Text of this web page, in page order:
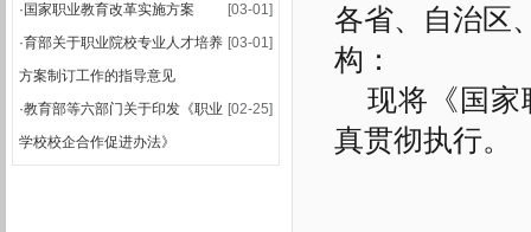
[03-01]
· 国家职业教育改革实施方案
[03-01]
·育部关于职业院校专业人才培养
方案制订工作的指导意见
[02-25]
·教育部等六部门关于印发《职业
学校校企合作促进办法》
各省、自治区
构：
现将《国家
真贯彻执行。